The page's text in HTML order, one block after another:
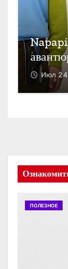
Июл
ПОЛЕЗНОЕ